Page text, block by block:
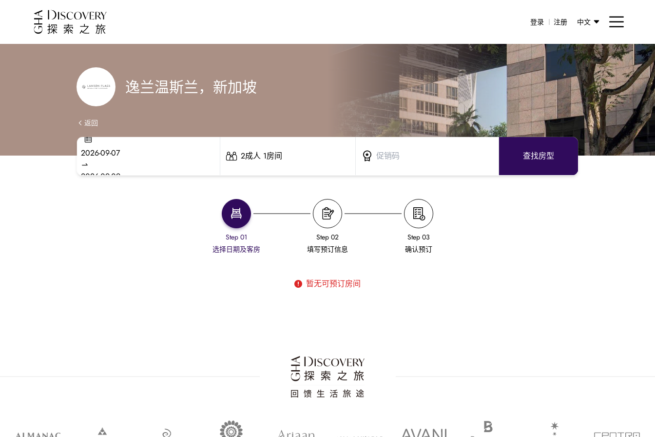
登录 注册 中文
逸兰温斯兰，新加坡
返回
2成人 1房间 查找房型
Step 01
选择日期及客房
Step 02
填写预订信息
Step 03
确认预订
暂无可预订房间